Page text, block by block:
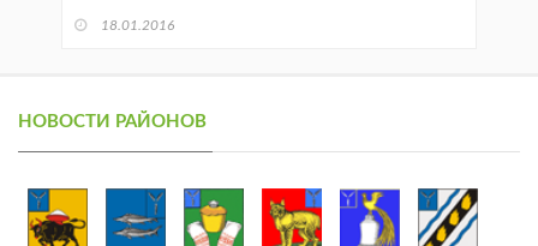
18.01.2016
НОВОСТИ РАЙОНОВ